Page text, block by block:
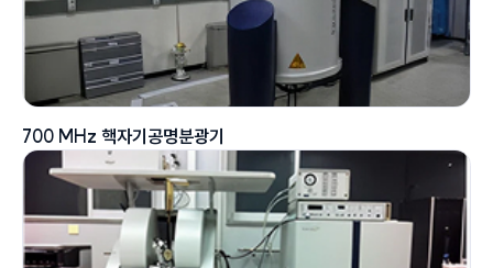
700 MHz 핵자기공명분광기